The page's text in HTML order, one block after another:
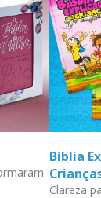
Bíblia
Clareza